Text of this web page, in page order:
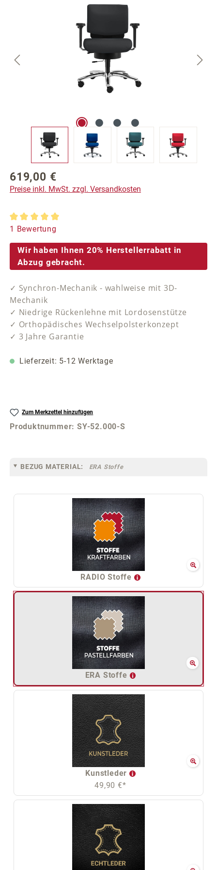
Regulärer Preis:
619,00 €
Preise inkl. MwSt. zzgl. Versandkosten
Durchschnittliche Bewertung von 5 von 5 Sternen
1 Bewertung
Wir haben Ihnen 20% Herstellerrabatt in
Abzug gebracht.
✓ Synchron-Mechanik - wahlweise mit 3D-
Mechanik
✓ Niedrige Rückenlehne mit Lordosenstütze
✓ Orthopädisches Wechselpolsterkonzept
✓ 3 Jahre Garantie
Lieferzeit: 5-12 Werktage
Zum Merkzettel hinzufügen
Produktnummer:SY-52.000-S
BEZUG MATERIAL: ERA Stoffe
RADIO Stoffe
ERA Stoffe
Kunstleder
49,90 €*